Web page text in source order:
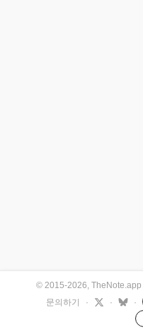
© 2015-2026, TheNote.app
문의하기
· · ·